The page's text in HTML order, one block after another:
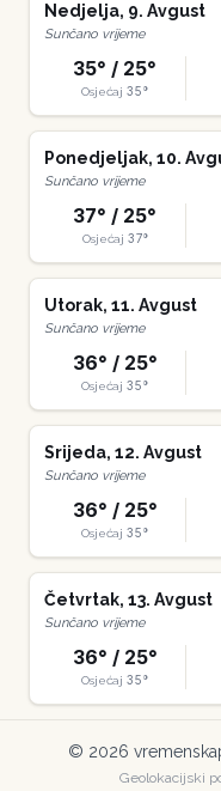
Nedjelja, 9. Avgust
Sunčano vrijeme
35° / 25°
Osjećaj 35°
Ponedjeljak, 10.
Sunčano vrijeme
37° / 25°
Osjećaj 37°
Utorak, 11. Avgust
Sunčano vrijeme
36° / 25°
Osjećaj 35°
Srijeda, 12. Avgust
Sunčano vrijeme
36° / 25°
Osjećaj 35°
Četvrtak, 13. Avgust
Sunčano vrijeme
36° / 25°
Osjećaj 35°
© 2026
Geolokacijski